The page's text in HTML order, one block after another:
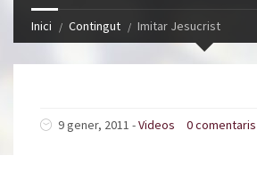
Inici Contingut Imitar Jesucrist
9 gener, 2011 -Videos 0 comentaris